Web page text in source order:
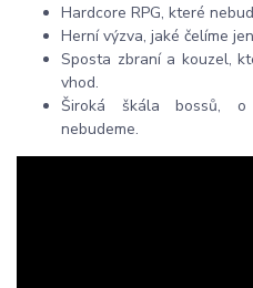
Hardcore RPG, které
Herní výzva, jaké čelíme
Sposta zbraní a kouzel,
vhod.
Široká škála bossů,
nebudeme.